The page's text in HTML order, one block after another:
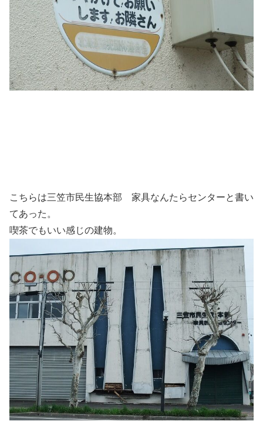
こちらは三笠市民生協本部 家具なんたらセンターと書い
てあった。
喫茶でもいい感じの建物。